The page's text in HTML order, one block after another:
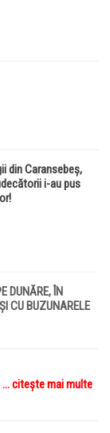
din Caransebeș,
i-au pus
DUNĂRE, ÎN
CU BUZUNARELE
... citește mai multe